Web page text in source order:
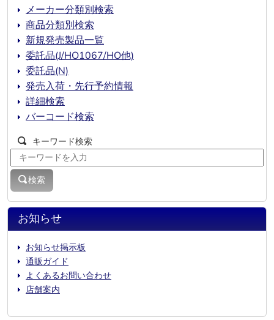
お知らせ
お知らせ掲示板
通販ガイド
よくあるお問い合わせ
店舗案内
メーカー分類別検索
商品分類別検索
新規発売製品一覧
委託品(J/HO1067/HO他)
委託品(N)
発売入荷・先行予約情報
詳細検索
バーコード検索
キーワード検索
検索